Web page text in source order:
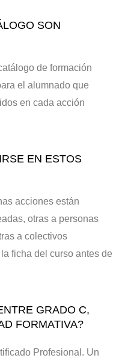
SON
de formación
el alumnado que
en cada acción
EN ESTOS
acciones están
otras a personas
a colectivos
ficha del curso antes de
GRADO C,
FORMATIVA?
Profesional. Un